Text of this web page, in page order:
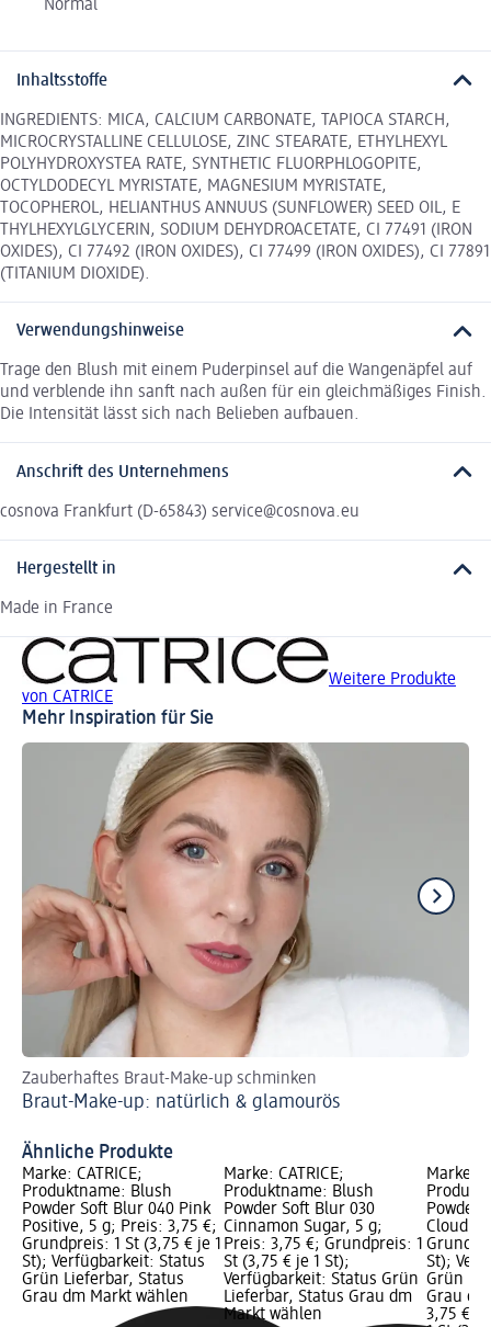
Normal
Inhaltsstoffe
INGREDIENTS: MICA, CALCIUM CARBONATE, TAPIOCA STARCH,
MICROCRYSTALLINE CELLULOSE, ZINC STEARATE, ETHYLHEXYL
POLYHYDROXYSTEA RATE, SYNTHETIC FLUORPHLOGOPITE,
OCTYLDODECYL MYRISTATE, MAGNESIUM MYRISTATE,
TOCOPHEROL, HELIANTHUS ANNUUS (SUNFLOWER) SEED OIL, E
THYLHEXYLGLYCERIN, SODIUM DEHYDROACETATE, CI 77491 (IRON
OXIDES), CI 77492 (IRON OXIDES), CI 77499 (IRON OXIDES), CI 77891
(TITANIUM DIOXIDE).
Verwendungshinweise
Trage den Blush mit einem Puderpinsel auf die Wangenäpfel auf
und verblende ihn sanft nach außen für ein gleichmäßiges Finish.
Die Intensität lässt sich nach Belieben aufbauen.
Anschrift des Unternehmens
cosnova Frankfurt (D-65843) service@cosnova.eu
Hergestellt in
Made in France
Weitere Produkte
von CATRICE
Mehr Inspiration für Sie
Zauberhaftes Braut-Make-up schminken
Braut-Make-up: natürlich & glamourös
Ähnliche Produkte
Marke: CATRICE;
Produktname: Blush
Powder Soft Blur 040 Pink
Positive, 5 g; Preis: 3,75 €;
Grundpreis: 1 St (3,75 € je 1
St); Verfügbarkeit: Status
Grün Lieferbar, Status
Grau dm Markt wählen
Marke: CATRICE;
Produktname: Blush
Powder Soft Blur 030
Cinnamon Sugar, 5 g;
Preis: 3,75 €; Grundpreis: 1
St (3,75 € je 1 St);
Verfügbarkeit: Status Grün
Lieferbar, Status Grau dm
Markt wählen
Marke:
Powder
Cloud, 5
St);
Grün
Grau
3,75 €